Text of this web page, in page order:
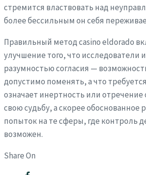
стремится властвовать над
более бессильным он себя
Правильный метод casino eldorado
улучшение того, что исследователи
разумностью согласия —
допустимо поменять, а что
означает инертность или отречение
свою судьбу, а скорее обоснованное
попыток на те сферы, где контроль
возможен.
Share On